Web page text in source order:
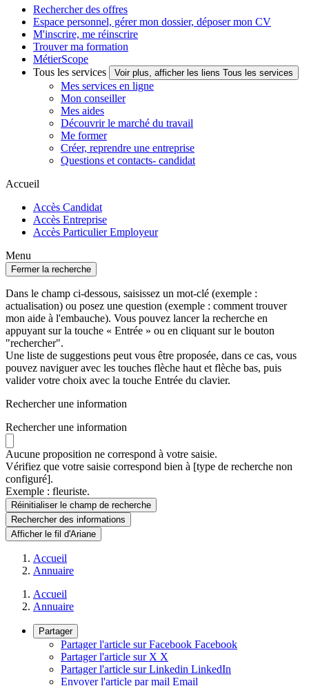
Rechercher des offres
Espace personnel, gérer mon dossier, déposer mon CV
M'inscrire, me réinscrire
Trouver ma formation
MétierScope
Tous les services
Voir plus, afficher les liens Tous les services
Mes services en ligne
Mon conseiller
Mes aides
Découvrir le marché du travail
Me former
Créer, reprendre une entreprise
Questions et contacts- candidat
Accueil
Accès Candidat
Accès Entreprise
Accès Particulier Employeur
Menu
Fermer la recherche
Dans le champ ci-dessous, saisissez un mot-clé (exemple :
actualisation) ou posez une question (exemple : comment trouver
mon aide à l'embauche). Vous pouvez lancer la recherche en
appuyant sur la touche « Entrée » ou en cliquant sur le bouton
"rechercher".
Une liste de suggestions peut vous être proposée, dans ce cas, vous
pouvez naviguer avec les touches flèche haut et flèche bas, puis
valider votre choix avec la touche Entrée du clavier.
Rechercher une information
Rechercher une information
Aucune proposition ne correspond à votre saisie.
Vérifiez que votre saisie correspond bien à [type de recherche non
configuré].
Exemple : fleuriste.
Réinitialiser le champ de recherche
Rechercherdes informations
Afficher le fil d'Ariane
Accueil
Annuaire
Accueil
Annuaire
Partager
Partager l'article sur Facebook Facebook
Partager l'article sur X X
Partager l'article sur Linkedin LinkedIn
Envoyer l'article par mail Email